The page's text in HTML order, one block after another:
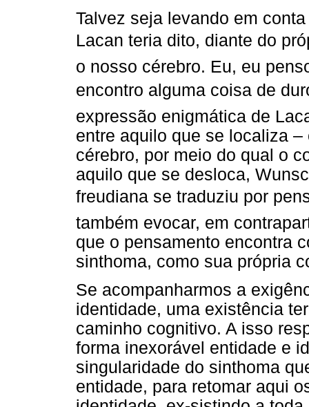
Talvez seja levando em
Lacan teria dito, diante do
o nosso cérebro. Eu, eu
encontro alguma coisa de
expressão enigmática de
entre aquilo que se localiza
cérebro, por meio do qual o
aquilo que se desloca,
freudiana se traduziu por
também evocar, em
que o pensamento encontra
sinthoma, como sua própria
Se acompanharmos a
identidade, uma existência
caminho cognitivo. A isso
forma inexorável entidade e
singularidade do sinthoma
entidade, para retomar aqui